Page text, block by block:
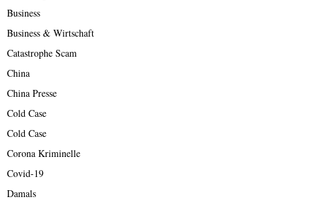
Business
Business & Wirtschaft
Catastrophe Scam
China
China Presse
Cold Case
Cold Case
Corona Kriminelle
Covid-19
Damals